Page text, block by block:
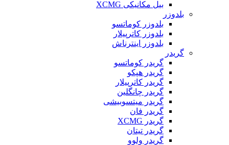
بیل مکانیکی XCMG
بلدوزر
بلدوزر کوماتسو
بلدوزر کاترپیلار
بلدوزر اینترناش
گریدر
گریدر کوماتسو
گریدر هپکو
گریدر کاترپیلار
گریدر چانگلین
گریدر میتسوبیشی
گریدر فان
گریدر XCMG
گریدر تیتان
گریدر ولوو